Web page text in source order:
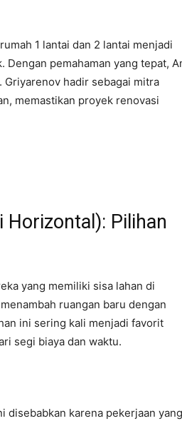
1 lantai dan 2 lantai menjadi
pemahaman yang tepat,
hadir sebagai mitra
memastikan proyek renovasi
Horizontal): Pilihan
yang memiliki sisa lahan di
ruangan baru dengan
ini sering kali menjadi favorit
segi biaya dan waktu.
disebabkan karena pekerjaan yang